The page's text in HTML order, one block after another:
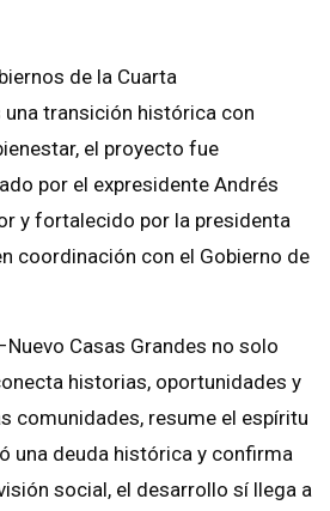
de la Cuarta
transición histórica con
el proyecto fue
por el expresidente Andrés
y fortalecido por la presidenta
coordinación con el Gobierno de
Casas Grandes no solo
historias, oportunidades y
comunidades, resume el espíritu
una deuda histórica y confirma
social, el desarrollo sí llega a